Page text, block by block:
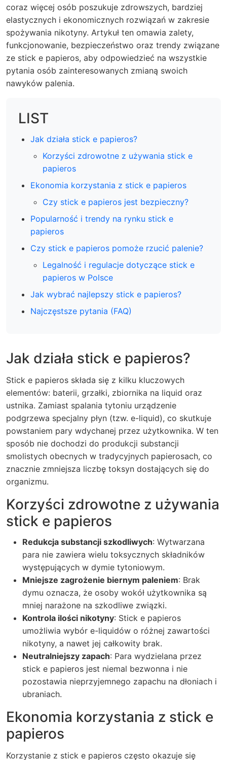
coraz więcej osób poszukuje zdrowszych, bardziej
elastycznych i ekonomicznych rozwiązań w zakresie
spożywania nikotyny. Artykuł ten omawia zalety,
funkcjonowanie, bezpieczeństwo oraz trendy związane
ze stick e papieros, aby odpowiedzieć na wszystkie
pytania osób zainteresowanych zmianą swoich
nawyków palenia.
LIST
Jak działa stick e papieros?
Korzyści zdrowotne z używania stick e
papieros
Ekonomia korzystania z stick e papieros
Czy stick e papieros jest bezpieczny?
Popularność i trendy na rynku stick e
papieros
Czy stick e papieros pomoże rzucić palenie?
Legalność i regulacje dotyczące stick e
papieros w Polsce
Jak wybrać najlepszy stick e papieros?
Najczęstsze pytania (FAQ)
Jak działa stick e papieros?
Stick e papieros składa się z kilku kluczowych
elementów: baterii, grzałki, zbiornika na liquid oraz
ustnika. Zamiast spalania tytoniu urządzenie
podgrzewa specjalny płyn (tzw. e-liquid), co skutkuje
powstaniem pary wdychanej przez użytkownika. W ten
sposób nie dochodzi do produkcji substancji
smolistych obecnych w tradycyjnych papierosach, co
znacznie zmniejsza liczbę toksyn dostających się do
organizmu.
Korzyści zdrowotne z używania
stick e papieros
Redukcja substancji szkodliwych: Wytwarzana
para nie zawiera wielu toksycznych składników
występujących w dymie tytoniowym.
Mniejsze zagrożenie biernym paleniem: Brak
dymu oznacza, że osoby wokół użytkownika są
mniej narażone na szkodliwe związki.
Kontrola ilości nikotyny: Stick e papieros
umożliwia wybór e-liquidów o różnej zawartości
nikotyny, a nawet jej całkowity brak.
Neutralniejszy zapach: Para wydzielana przez
stick e papieros jest niemal bezwonna i nie
pozostawia nieprzyjemnego zapachu na dłoniach i
ubraniach.
Ekonomia korzystania z stick e
papieros
Korzystanie z stick e papieros często okazuje się